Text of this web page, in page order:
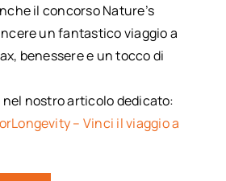
il concorso Nature’s
un fantastico viaggio a
benessere e un tocco di
nostro articolo dedicato:
– Vinci il viaggio a